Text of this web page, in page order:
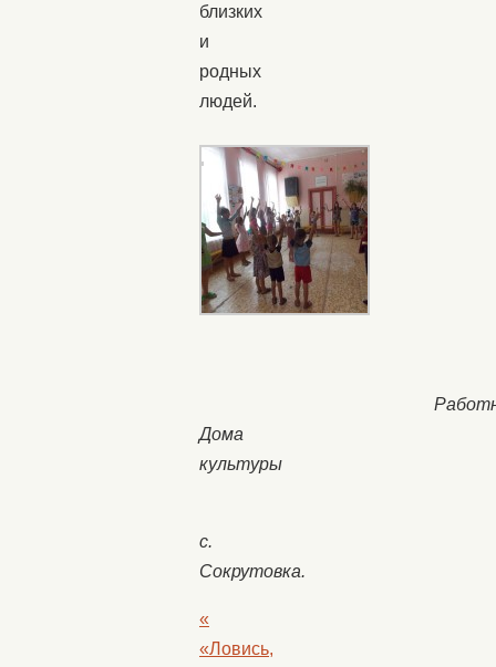
близких
и
родных
людей.
Дома
культуры
с.
Сокрутовка.
«
«Ловись,